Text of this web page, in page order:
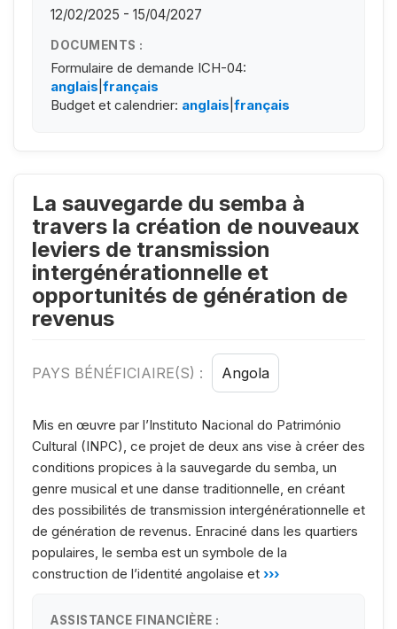
12/02/2025 - 15/04/2027
DOCUMENTS :
Formulaire de demande ICH-04:
anglais français
Budget et calendrier: anglais français
La sauvegarde du semba à
travers la création de nouveaux
leviers de transmission
intergénérationnelle et
opportunités de génération de
revenus
PAYS BÉNÉFICIAIRE(S) : Angola
Mis en œuvre par l’Instituto Nacional do Património
Cultural (INPC), ce projet de deux ans vise à créer des
conditions propices à la sauvegarde du semba, un
genre musical et une danse traditionnelle, en créant
des possibilités de transmission intergénérationnelle et
de génération de revenus. Enraciné dans les quartiers
populaires, le semba est un symbole de la
construction de l’identité angolaise et ›››
ASSISTANCE FINANCIÈRE :